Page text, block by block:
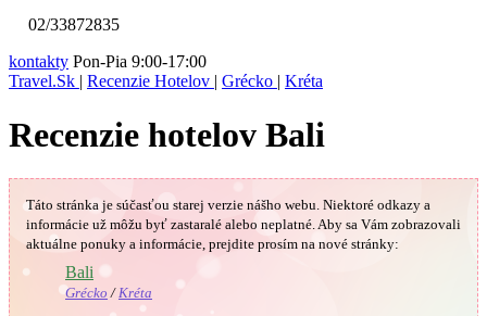
02/33872835
kontakty Pon-Pia 9:00-17:00
Travel.Sk | Recenzie Hotelov | Grécko | Kréta
Recenzie hotelov Bali
Táto stránka je súčasťou starej verzie nášho webu. Niektoré odkazy a
informácie už môžu byť zastaralé alebo neplatné.Aby sa Vám zobrazovali
aktuálne ponuky a informácie, prejdite prosím na nové stránky:
Bali
Grécko /Kréta